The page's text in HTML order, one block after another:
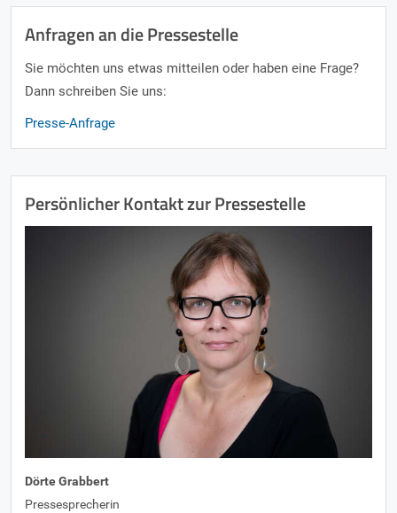
Anfragen an die Pressestelle
Sie möchten uns etwas mitteilen oder haben eine Frage?
Dann schreiben Sie uns:
Presse-Anfrage
Persönlicher Kontakt zur Pressestelle
Dörte Grabbert
Pressesprecherin